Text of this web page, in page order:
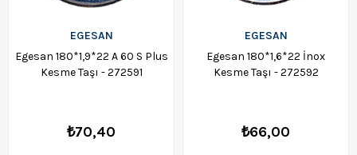
EGESAN
Egesan 180*1,9*22 A 60 S Plus
Kesme Taşı - 272591
₺70,40
EGESAN
Egesan 180*1,6*22 İnox
Kesme Taşı - 272592
₺66,00